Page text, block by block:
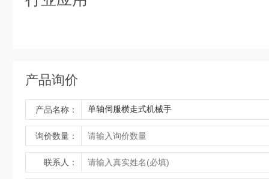
产品询价
产品名称：
询价数量：
联系人：